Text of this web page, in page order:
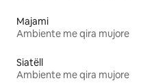
Majami
Ambiente me qira mujore
Siatëll
Ambiente me qira mujore